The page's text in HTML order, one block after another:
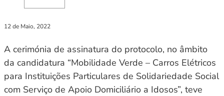
12 de Maio, 2022
A cerimónia de assinatura do protocolo, no âmbito
da candidatura “Mobilidade Verde – Carros Elétricos
para Instituições Particulares de Solidariedade Social
com Serviço de Apoio Domiciliário a Idosos”, teve